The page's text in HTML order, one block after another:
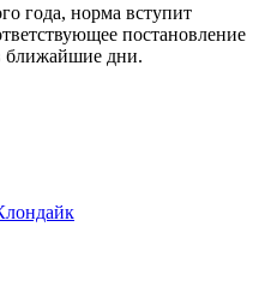
года, норма вступит
постановление
ближайшие дни.